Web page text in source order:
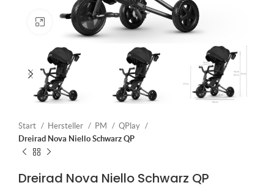
Klick zum Vergrößern
Start Hersteller PM
QPlay
Dreirad Nova Niello Schwarz QP
Dreirad Nova Niello Schwarz QP